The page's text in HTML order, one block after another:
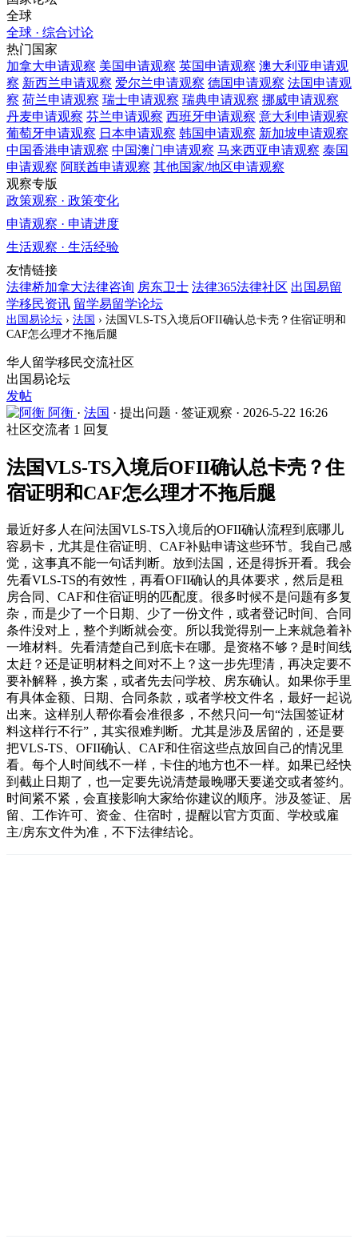
全球
全球 · 综合讨论
热门国家
加拿大申请观察 美国申请观察 英国申请观察 澳大利亚申请观
察 新西兰申请观察 爱尔兰申请观察 德国申请观察 法国申请观
察 荷兰申请观察 瑞士申请观察 瑞典申请观察 挪威申请观察
丹麦申请观察 芬兰申请观察 西班牙申请观察 意大利 申请观察
葡萄牙申请观察 日本申请观察 韩国申请观察 新加坡申请观察
中国香港申请观察 中国澳门申请观察 马来西亚申请观察 泰国
申请观察 阿联酋申请观察 其他国家/地区申请观察
观察专版
政策观察 · 政策变化
申请观察 · 申请进度
生活观察 · 生活经验
友情链接
法律桥加拿大法律咨询 房东卫士 法律365法律社区 出国易留
学移民资讯 留学易留学论坛
出国易论坛 › 法国 › 法国VLS-TS入境后OFII确认总卡壳？住宿证明和
CAF怎么理才不拖后腿
华人留学移民交流社区
出国易论坛
发帖
阿衡 · 法国 · 提出问题 · 签证观察 · 2026-5-22 16:26
社区交流者 1 回复
法国VLS-TS入境后OFII确认总卡壳？住
宿证明和CAF怎么理才不拖后腿
最近好多人在问法国VLS-TS入境后的OFII确认流程到底哪儿
容易卡，尤其是住宿证明、CAF补贴申请这些环节。我自己感
觉，这事真不能一句话判断。放到法国，还是得拆开看。我会
先看VLS-TS的有效性，再看OFII确认的具体要求，然后是租
房合同、CAF和住宿证明的匹配度。很多时候不是问题有多复
杂，而是少了一个日期、少了一份文件，或者登记时间、合同
条件没对上，整个判断就会变。所以我觉得别一上来就急着补
一堆材料。先看清楚自己到底卡在哪。是资格不够？是时间线
太赶？还是证明材料之间对不上？这一步先理清，再决定要不
要补解释，换方案，或者先去问学校、房东确认。如果你手里
有具体金额、日期、合同条款，或者学校文件名，最好一起说
出来。这样别人帮你看会准很多，不然只问一句“法国签证材
料这样行不行”，其实很难判断。尤其是涉及居留的，还是要
把VLS-TS、OFII确认、CAF和住宿这些点放回自己的情况里
看。每个人时间线不一样，卡住的地方也不一样。如果已经快
到截止日期了，也一定要先说清楚最晚哪天要递交或者签约。
时间紧不紧，会直接影响大家给你建议的顺序。涉及签证、居
留、工作许可、资金、住宿时，提醒以官方页面、学校或雇
主/房东文件为准，不下法律结论。